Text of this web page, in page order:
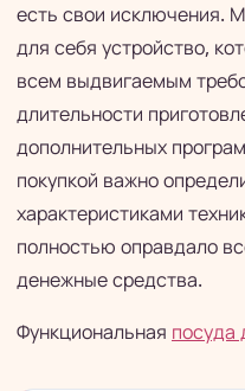
есть свои исключения.
для себя устройство,
всем выдвигаемым
длительности
дополнительных
покупкой важно
характеристиками
полностью оправдало
денежные средства.
Функциональная посуда